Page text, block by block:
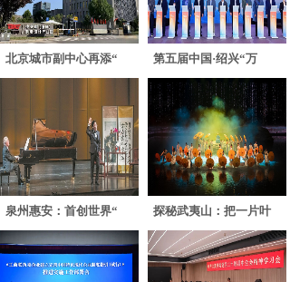
北京城市副中心再添“ 第五届中国·绍兴“万
泉州惠安：首创世界“ 探秘武夷山：把一片叶